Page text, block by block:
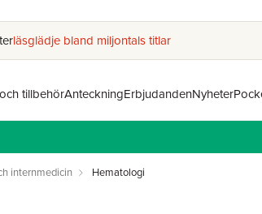
läsglädje bland miljontals titlar
tillbehörAnteckningErbjudandenNyheter
internmedicin Hematologi